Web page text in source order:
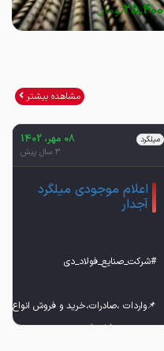
25,400تومان
مشاهده بیشتر
میلگرد 08 مهر، 1402
3 سال پیش
اعلام موجودی میلگرد
آجدار
📌واردات ،صادرات،خرید و فروش انواع